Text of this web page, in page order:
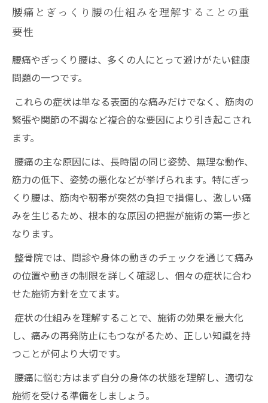
整骨院の施術と生活習慣改善がもたらす腰痛完
腰痛とぎっくり腰の仕組みを理解することの重
要性
腰痛やぎっくり腰は、多くの人にとって避けがたい健康
問題の一つです。
これらの症状は単なる表面的な痛みだけでなく、筋肉の
緊張や関節の不調など複合的な要因により引き起こされ
ます。
腰痛の主な原因には、長時間の同じ姿勢、無理な動作、
筋力の低下、姿勢の悪化などが挙げられます。特にぎっ
くり腰は、筋肉や靭帯が突然の負担で損傷し、激しい痛
みを生じるため、根本的な原因の把握が施術の第一歩と
なります。
整骨院では、問診や身体の動きのチェックを通じて痛み
の位置や動きの制限を詳しく確認し、個々の症状に合わ
せた施術方針を立てます。
症状の仕組みを理解することで、施術の効果を最大化
し、痛みの再発防止にもつながるため、正しい知識を持
つことが何より大切です。
腰痛に悩む方はまず自分の身体の状態を理解し、適切な
施術を受ける準備をしましょう。